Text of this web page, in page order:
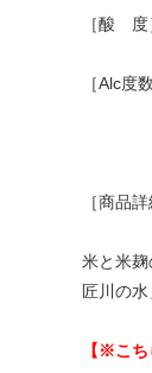
［酸 度
［Alc度
［商品詳
米と米
匠川の
【※こ